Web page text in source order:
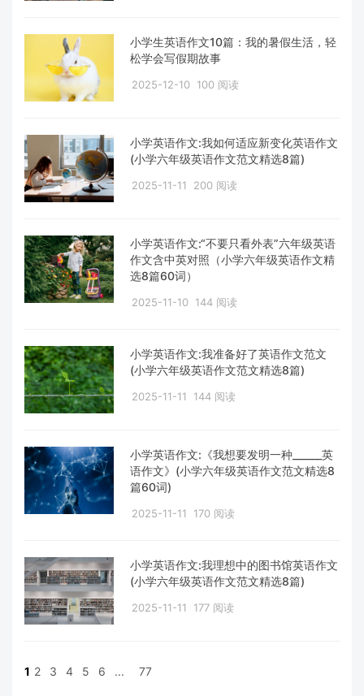
小学生英语作文10篇：我的暑假生活，轻
松学会写假期故事
2025-12-10 100 阅读
小学英语作文:我如何适应新变化英语作文
(小学六年级英语作文范文精选8篇)
2025-11-11 200 阅读
小学英语作文:“不要只看外表”六年级英语
作文含中英对照（小学六年级英语作文精
选8篇60词）
2025-11-10 144 阅读
小学英语作文:我准备好了英语作文范文
(小学六年级英语作文范文精选8篇)
2025-11-11 144 阅读
小学英语作文:《我想要发明一种______英
语作文》(小学六年级英语作文范文精选8
篇60词)
2025-11-11 170 阅读
小学英语作文:我理想中的图书馆英语作文
(小学六年级英语作文范文精选8篇)
2025-11-11 177 阅读
1 2 3 4 5 6 ... 77